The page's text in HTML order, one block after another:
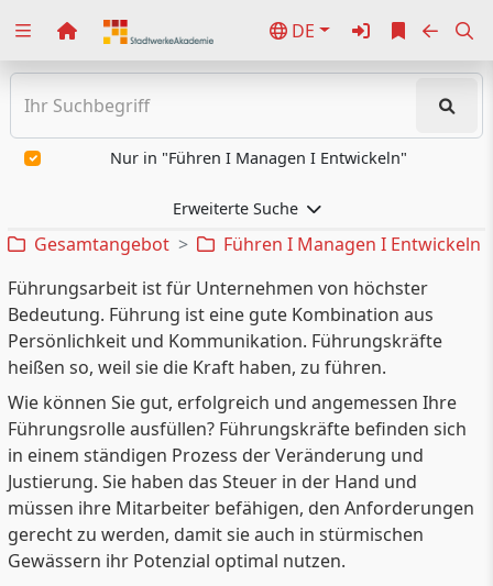
DE
Zuklappen
Loading
Loading
Loading
Loading
Nur in "Führen I Managen I Entwickeln"
Erweiterte Suche
Gesamtangebot
Führen I Managen I Entwickeln
Führungsarbeit ist für Unternehmen von höchster
Bedeutung. Führung ist eine gute Kombination aus
Persönlichkeit und Kommunikation. Führungskräfte
heißen so, weil sie die Kraft haben, zu führen.
Wie können Sie gut, erfolgreich und angemessen Ihre
Führungsrolle ausfüllen? Führungskräfte befinden sich
in einem ständigen Prozess der Veränderung und
Justierung. Sie haben das Steuer in der Hand und
müssen ihre Mitarbeiter befähigen, den Anforderungen
gerecht zu werden, damit sie auch in stürmischen
Gewässern ihr Potenzial optimal nutzen.